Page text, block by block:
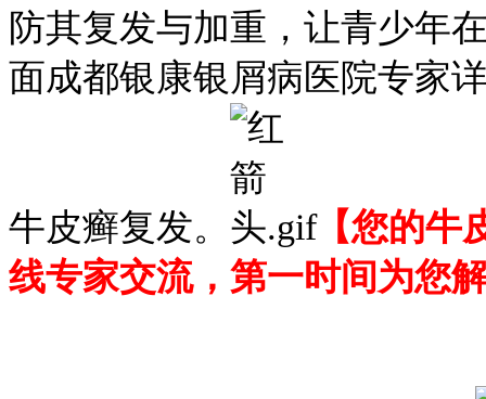
防其复发与加重，让青少年
面成都银康银屑病医院专家
牛皮癣复发。
【您的牛
线专家交流，第一时间为您